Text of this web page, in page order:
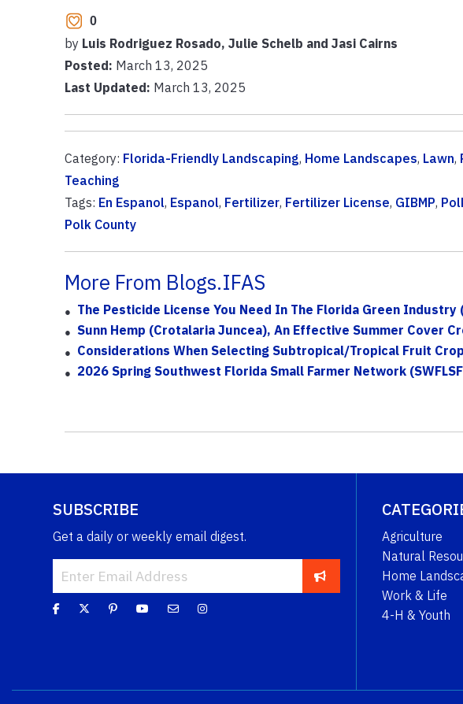
0
by Luis Rodriguez Rosado, Julie Schelb and Jasi Cairns
Posted: March 13, 2025
Last Updated: March 13, 2025
Category: Florida-Friendly Landscaping, Home Landscapes, Lawn,
Teaching
Tags: En Espanol, Espanol, Fertilizer, Fertilizer License, GIBMP,
Polk County
More From Blogs.IFAS
The Pesticide License You Need In The Florida Green Industry
Sunn Hemp (Crotalaria Juncea), An Effective Summer Cover
Considerations When Selecting Subtropical/Tropical Fruit
2026 Spring Southwest Florida Small Farmer Network
SUBSCRIBE
Get a daily or weekly email digest.
Agriculture
Natural
Home
Work & Life
4-H & Youth